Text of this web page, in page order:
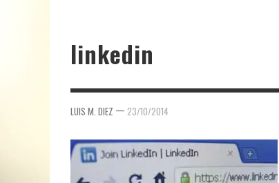
linkedin
LUIS M. DIEZ — 23/10/2014